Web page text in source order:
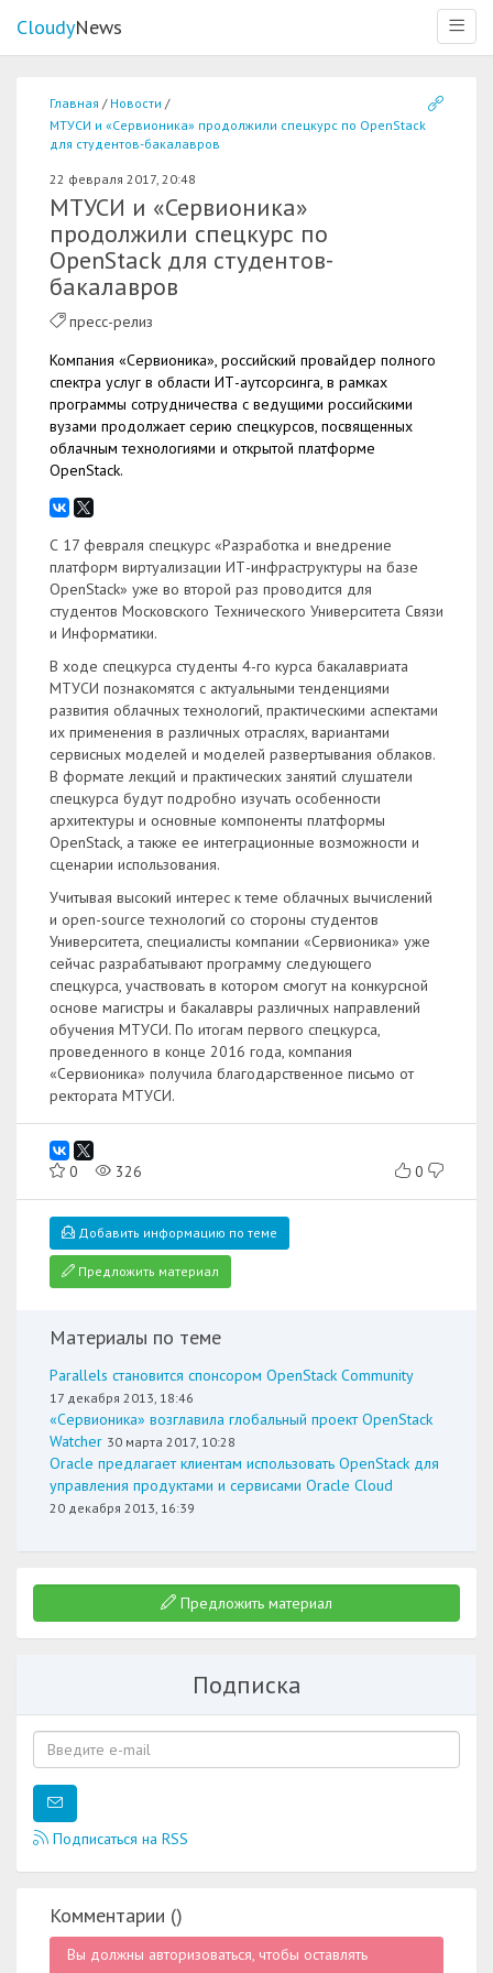
Меню
CloudyNews
Главная
Новости
МТУСИ и «Сервионика» продолжили спецкурс по OpenStack
для студентов-бакалавров
22 февраля 2017, 20:48
МТУСИ и «Сервионика»
продолжили спецкурс по
OpenStack для студентов-
бакалавров
пресс-релиз
Компания «Сервионика», российский провайдер полного
спектра услуг в области ИТ-аутсорсинга, в рамках
программы сотрудничества с ведущими российскими
вузами продолжает серию спецкурсов, посвященных
облачным технологиями и открытой платформе
OpenStack.
С 17 февраля спецкурс «Разработка и внедрение
платформ виртуализации ИТ-инфраструктуры на базе
OpenStack» уже во второй раз проводится для
студентов Московского Технического Университета Связи
и Информатики.
В ходе спецкурса студенты 4-го курса бакалавриата
МТУСИ познакомятся с актуальными тенденциями
развития облачных технологий, практическими аспектами
их применения в различных отраслях, вариантами
сервисных моделей и моделей развертывания облаков.
В формате лекций и практических занятий слушатели
спецкурса будут подробно изучать особенности
архитектуры и основные компоненты платформы
OpenStack, а также ее интеграционные возможности и
сценарии использования.
Учитывая высокий интерес к теме облачных вычислений
и open-source технологий со стороны студентов
Университета, специалисты компании «Сервионика» уже
сейчас разрабатывают программу следующего
спецкурса, участвовать в котором смогут на конкурсной
основе магистры и бакалавры различных направлений
обучения МТУСИ. По итогам первого спецкурса,
проведенного в конце 2016 года, компания
«Сервионика» получила благодарственное письмо от
ректората МТУСИ.
0 326 0
Добавить информацию по теме
Предложить материал
Материалы по теме
Parallels становится спонсором OpenStack Community
17 декабря 2013, 18:46
«Сервионика» возглавила глобальный проект OpenStack
Watcher 30 марта 2017, 10:28
Oracle предлагает клиентам использовать OpenStack для
управления продуктами и сервисами Oracle Cloud
20 декабря 2013, 16:39
Предложить материал
Подписка
Подписаться на RSS
Комментарии ()
Вы должны авторизоваться, чтобы оставлять